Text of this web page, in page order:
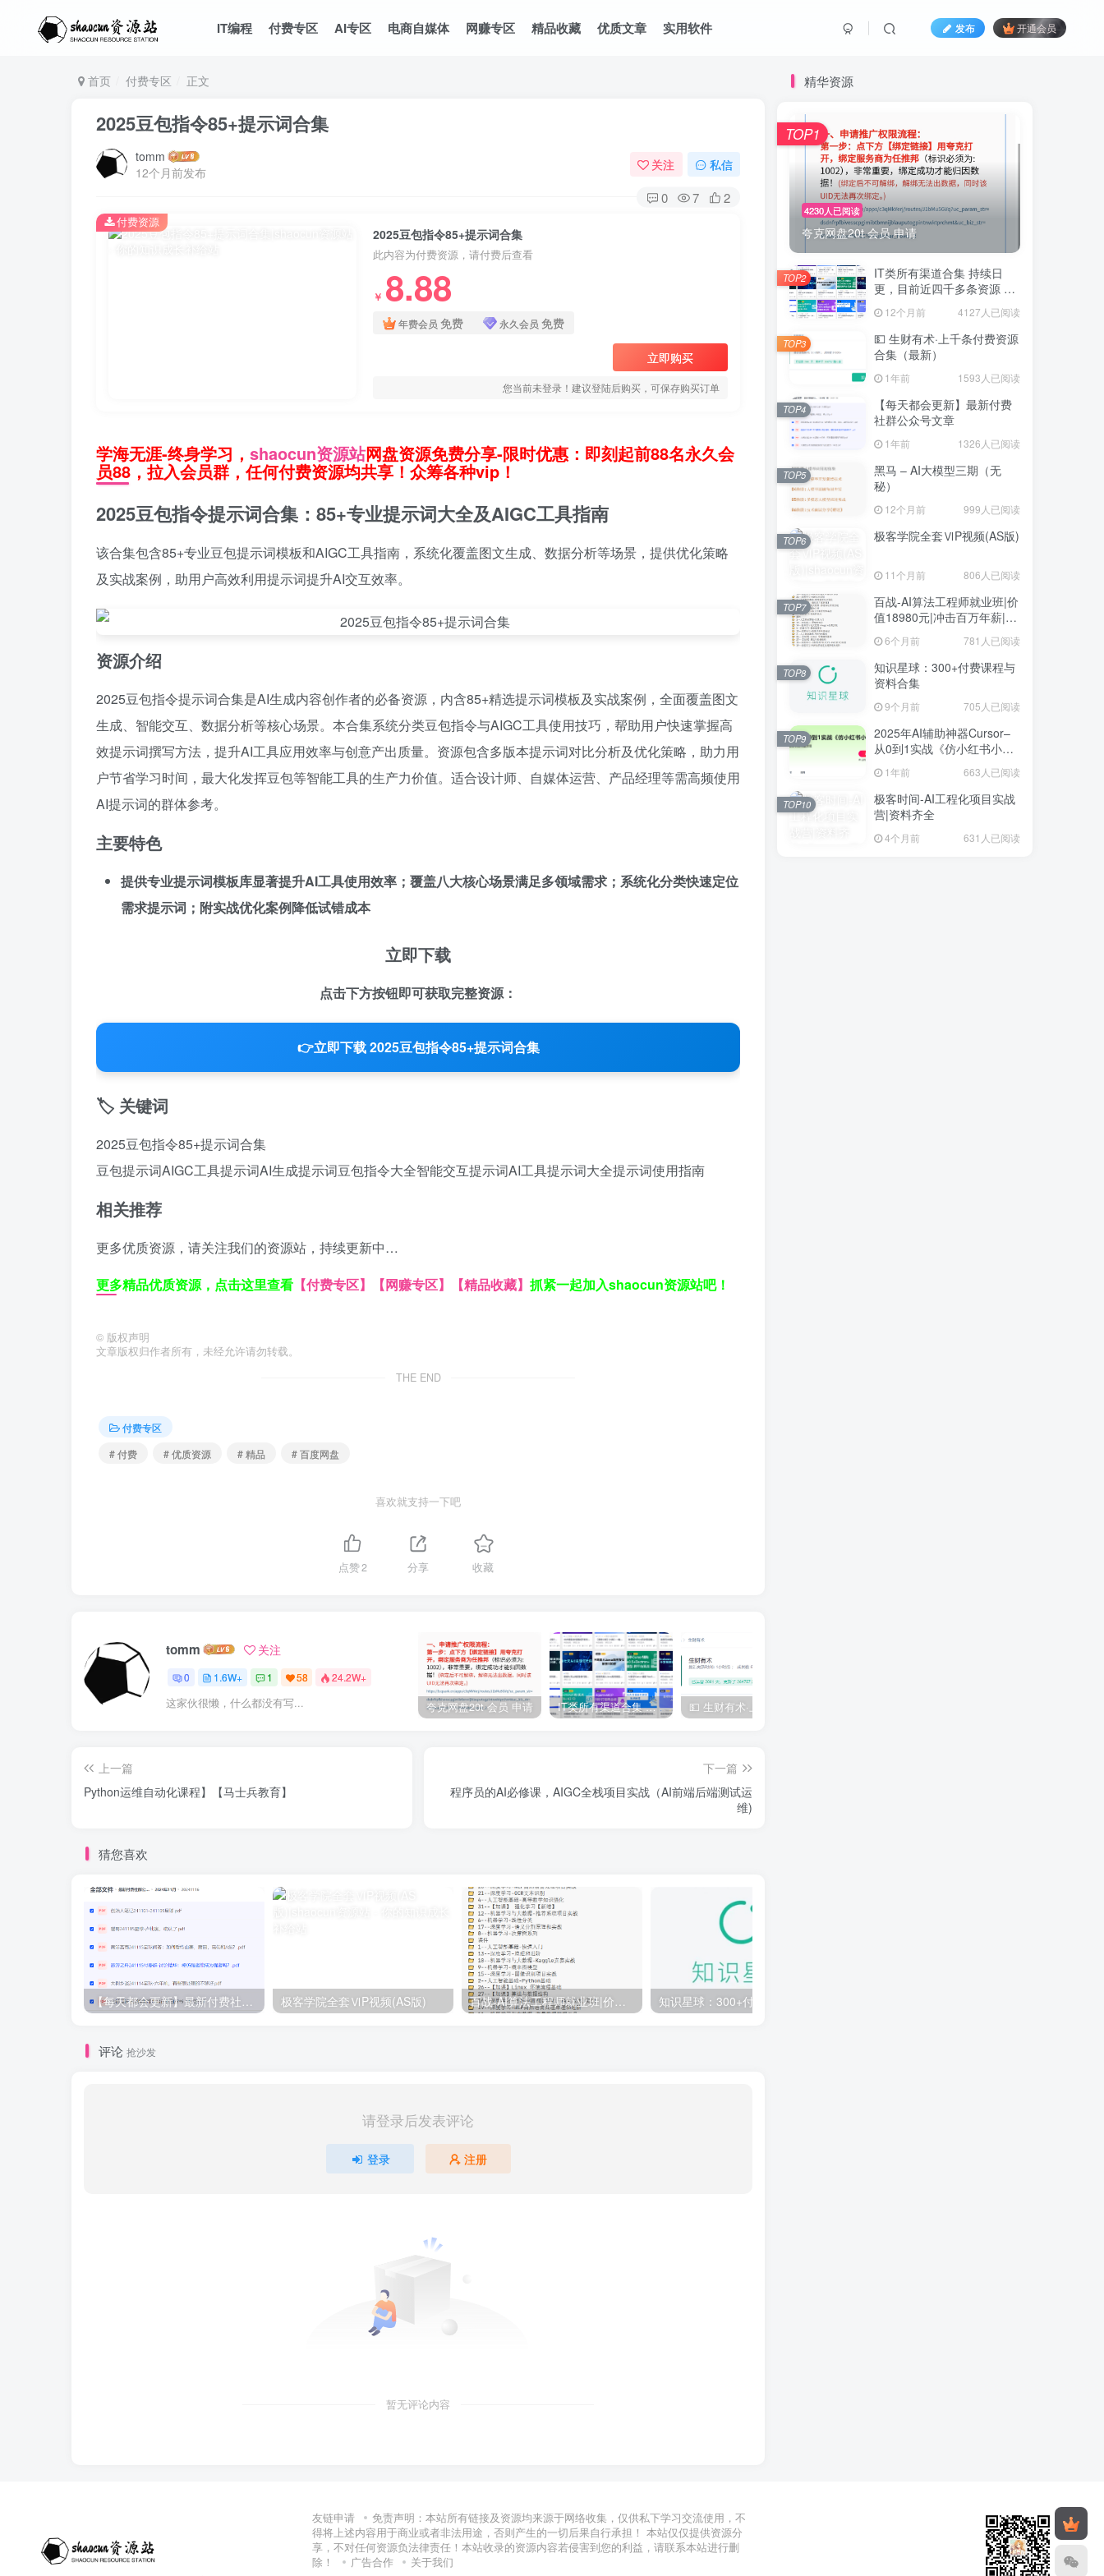
IT编程 付费专区 AI专区 电商自媒体 网赚专区 精品收藏 优质文章 实用软件 发布 开通会员
首页 付费专区 正文
2025豆包指令85+提示词合集
tomm
12个月前发布
关注 私信
0 7 2
2025豆包指令85+提示词合集
此内容为付费资源，请付费后查看
￥ 8.88
年费会员 免费 永久会员 免费
立即购买
您当前未登录！建议登陆后购买，可保存购买订单
付费资源
学海无涯-终身学习， shaocun资源站网盘资源免费分享-限时优惠：即刻起前88名永久会
员88，拉入会员群，任何付费资源均共享！众筹各种vip！
2025豆包指令提示词合集：85+专业提示词大全及AIGC工具指南
该合集包含85+专业豆包提示词模板和AIGC工具指南，系统化覆盖图文生成、数据分析等场景，提供优化策略
及实战案例，助用户高效利用提示词提升AI交互效率。
资源介绍
2025豆包指令提示词合集是AI生成内容创作者的必备资源，内含85+精选提示词模板及实战案例，全面覆盖图文
生成、智能交互、数据分析等核心场景。本合集系统分类豆包指令与AIGC工具使用技巧，帮助用户快速掌握高
效提示词撰写方法，提升AI工具应用效率与创意产出质量。资源包含多版本提示词对比分析及优化策略，助力用
户节省学习时间，最大化发挥豆包等智能工具的生产力价值。适合设计师、自媒体运营、产品经理等需高频使用
AI提示词的群体参考。
主要特色
提供专业提示词模板库显著提升AI工具使用效率；覆盖八大核心场景满足多领域需求；系统化分类快速定位
需求提示词；附实战优化案例降低试错成本
立即下载
点击下方按钮即可获取完整资源：
👉立即下载 2025豆包指令85+提示词合集
🏷️ 关键词
2025豆包指令85+提示词合集
豆包提示词AIGC工具提示词AI生成提示词豆包指令大全智能交互提示词AI工具提示词大全提示词使用指南
相关推荐
更多优质资源，请关注我们的资源站，持续更新中…
更多精品优质资源，点击这里查看 【付费专区】 【网赚专区】 【精品收藏】 抓紧一起加入shaocun资源站吧！
© 版权声明
文章版权归作者所有，未经允许请勿转载。
THE END
付费专区
# 付费
# 优质资源 # 精品 # 百度网盘
喜欢就支持一下吧
点赞2 分享 收藏
tomm 关注
0 1.6W+ 1 58 24.2W+
这家伙很懒，什么都没有写... 夸克网盘20t 会员 申请 IT类所有渠道合集 持续日更，目前近四千多条资源 年费用户微信私信获取权限
上一篇
Python运维自动化课程】【马士兵教育】
下一篇
程序员的AI必修课，AIGC全栈项目实战（AI前端后端测试运
维)
猜您喜欢
【每天都会更新】最新付费社群公众号文章 极客学院全套ⅥP视频(AS版) 百战-AI算法工程师就业班|价值18980元|冲击百万年薪|完结无秘
评论 抢沙发
请登录后发表评论
登录 注册
暂无评论内容
精华资源
4230人已阅读
夸克网盘20t 会员 申请
TOP1
IT类所有渠道合集 持续日
更，目前近四千多条资源 年
12个月前 4127人已阅读
TOP2
💵 生财有术·上千条付费资源
合集（最新）
1年前 1593人已阅读
TOP3
【每天都会更新】最新付费
社群公众号文章
1年前 1326人已阅读
TOP4
黑马 – AI大模型三期（无
秘）
12个月前 999人已阅读
TOP5
极客学院全套ⅥP视频(AS版)
11个月前 806人已阅读
TOP6
百战-AI算法工程师就业班|价
值18980元|冲击百万年薪|完
结无秘
6个月前 781人已阅读
TOP7
知识星球：300+付费课程与
资料合集
9个月前 705人已阅读
TOP8
2025年AI辅助神器Cursor–
从0到1实战《仿小红书小程
序》1年前 663人已阅读
TOP9
极客时间-AI工程化项目实战
营|资料齐全
4个月前 631人已阅读
TOP10
友链申请
免责声明：本站所有链接及资源均来源于网络收集，仅供私下学习交流使用，不
得将上述内容用于商业或者非法用途，否则产生的一切后果自行承担！ 本站仅仅提供资源分
享，不对任何资源负法律责任！本站收录的资源内容若侵害到您的利益，请联系本站进行删
除！
广告合作 关于我们